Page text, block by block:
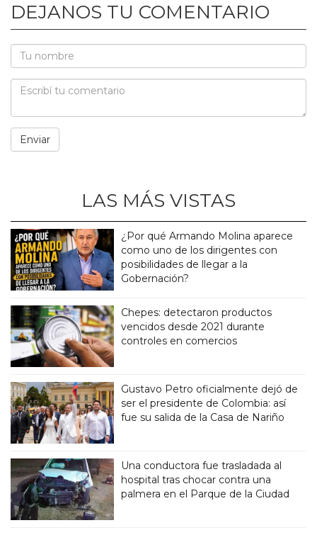
DEJANOS TU COMENTARIO
LAS MÁS VISTAS
¿Por qué Armando Molina aparece
como uno de los dirigentes con
posibilidades de llegar a la
Gobernación?
Chepes: detectaron productos
vencidos desde 2021 durante
controles en comercios
Gustavo Petro oficialmente dejó de
ser el presidente de Colombia: así
fue su salida de la Casa de Nariño
Una conductora fue trasladada al
hospital tras chocar contra una
palmera en el Parque de la Ciudad